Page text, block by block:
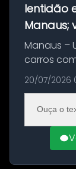
lentidão
Manaus;
Manaus –
carros
Brasil
(20), em
Manaus,
20/07/2026
Ouça o